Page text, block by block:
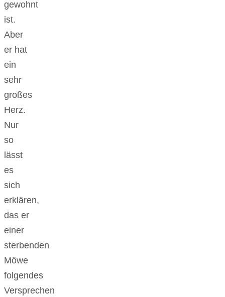
gewohnt
ist.
Aber
er hat
ein
sehr
großes
Herz.
Nur
so
lässt
es
sich
erklären,
das er
einer
sterbenden
Möwe
folgendes
Versprechen